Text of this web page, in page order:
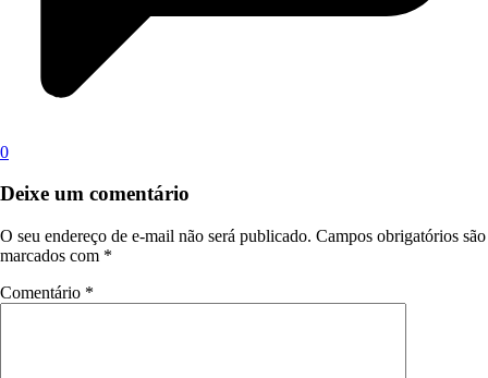
0
Deixe um comentário
O seu endereço de e-mail não será publicado. Campos obrigatórios são
marcados com *
Comentário *